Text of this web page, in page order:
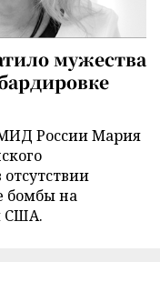
мужества
России Мария
бомбы на
США.